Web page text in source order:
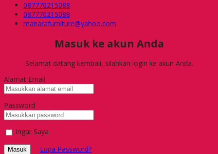
087770215088
087770215088
manarafurniture@yahoo.com
Masuk ke akun Anda
Selamat datang kembali, silahkan login ke akun Anda.
Alamat Email
Password
Ingat Saya
Masuk Lupa Password?